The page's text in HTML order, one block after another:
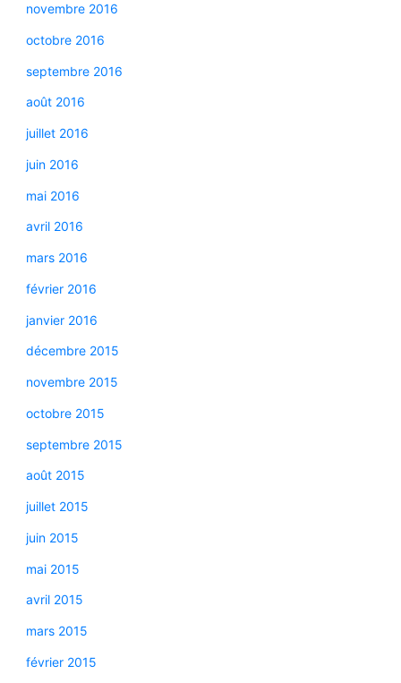
novembre 2016
octobre 2016
septembre 2016
août 2016
juillet 2016
juin 2016
mai 2016
avril 2016
mars 2016
février 2016
janvier 2016
décembre 2015
novembre 2015
octobre 2015
septembre 2015
août 2015
juillet 2015
juin 2015
mai 2015
avril 2015
mars 2015
février 2015